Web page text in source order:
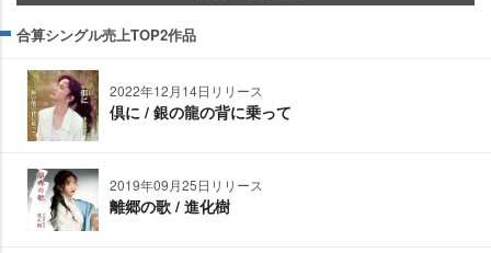
合算シングル売上TOP2作品
2022年12月14日リリース
倶に / 銀の龍の背に乗って
2019年09月25日リリース
離郷の歌 / 進化樹